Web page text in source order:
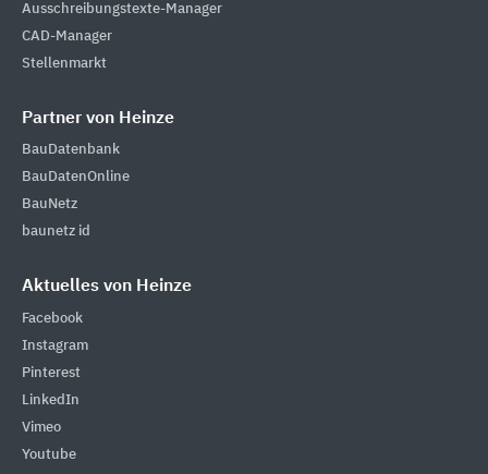
Ausschreibungstexte-Manager
CAD-Manager
Stellenmarkt
Partner von Heinze
BauDatenbank
BauDatenOnline
BauNetz
baunetz id
Aktuelles von Heinze
Facebook
Instagram
Pinterest
LinkedIn
Vimeo
Youtube